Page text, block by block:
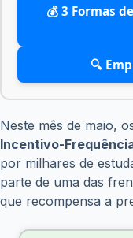
💰 3 Formas
🔍
Neste mês de maio,
Incentivo-
por milhares de
parte de uma das
que recompensa a